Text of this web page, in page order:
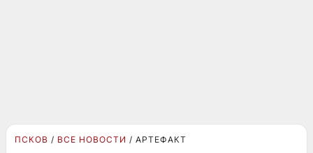
ПСКОВ ВСЕ НОВОСТИ АРТЕФАКТ